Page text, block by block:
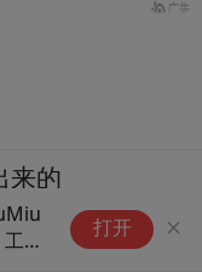
作
植
打开
来的